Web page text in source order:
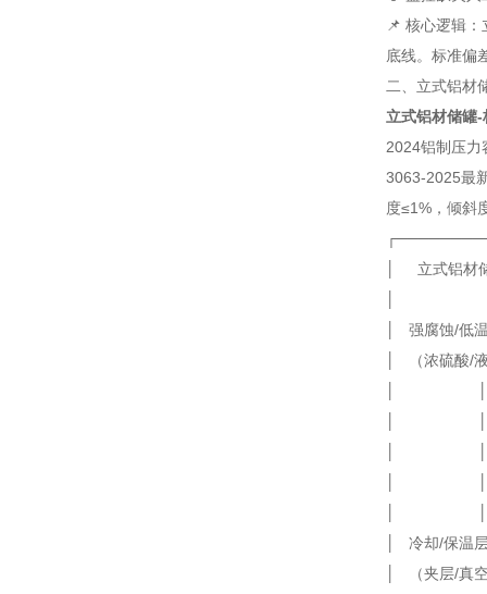
📌 核心逻辑
底线。标准偏
二、立式铝
立式铝材储罐-
2024铝制压
3063-2025最
度≤1%，倾斜
│ 立式
│ 强腐蚀/
│ （浓硫
│ 冷却/保
│ （夹层/